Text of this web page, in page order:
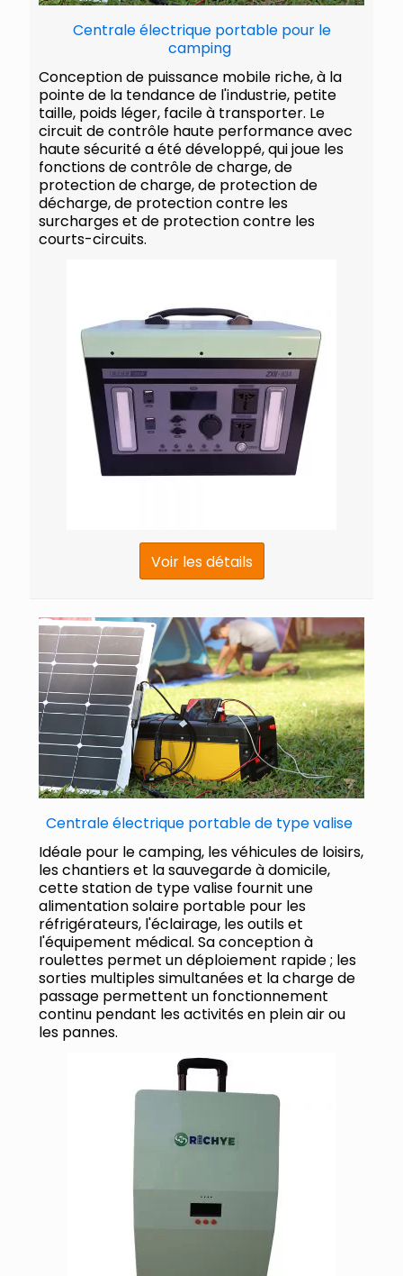
Centrale électrique portable pour le
camping
Conception de puissance mobile riche, à la
pointe de la tendance de l'industrie, petite
taille, poids léger, facile à transporter. Le
circuit de contrôle haute performance avec
haute sécurité a été développé, qui joue les
fonctions de contrôle de charge, de
protection de charge, de protection de
décharge, de protection contre les
surcharges et de protection contre les
courts-circuits.
Voir les détails
Centrale électrique portable de type valise
Idéale pour le camping, les véhicules de loisirs,
les chantiers et la sauvegarde à domicile,
cette station de type valise fournit une
alimentation solaire portable pour les
réfrigérateurs, l'éclairage, les outils et
l'équipement médical. Sa conception à
roulettes permet un déploiement rapide ; les
sorties multiples simultanées et la charge de
passage permettent un fonctionnement
continu pendant les activités en plein air ou
les pannes.